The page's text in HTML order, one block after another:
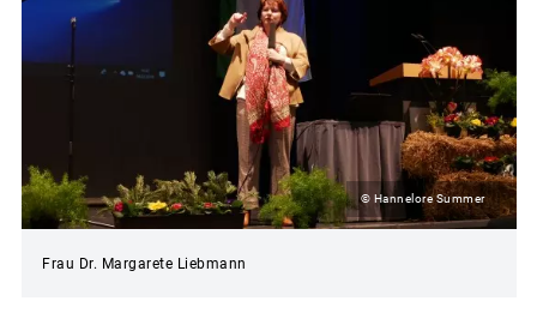
© Hannelore Summer
Frau Dr. Margarete Liebmann